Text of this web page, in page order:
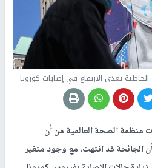
تغذي الارتفاع في إصابات كورونا
منظمة الصحة العالمية من أن
الجائحة قد انتهت، مع وجود متغير